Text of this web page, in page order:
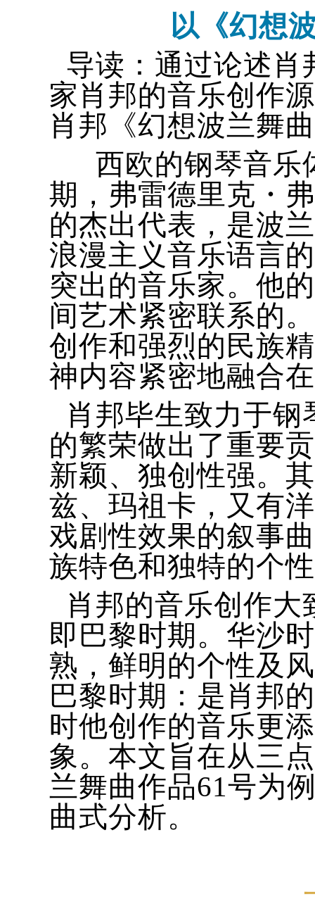
以《幻想
导读：通过论述肖
家肖邦的音乐创作
肖邦《幻想波兰舞
西欧的钢琴音乐
期，弗雷德里克・
的杰出代表，是波
浪漫主义音乐语言
突出的音乐家。他
间艺术紧密联系的
创作和强烈的民族
神内容紧密地融合
肖邦毕生致力于
的繁荣做出了重要
新颖、独创性强。
兹、玛祖卡，又有
戏剧性效果的叙事
族特色和独特的个
肖邦的音乐创作
即巴黎时期。华沙
熟，鲜明的个性及
巴黎时期：是肖邦
时他创作的音乐更
象。本文旨在从三
兰舞曲作品61号为
曲式分析。